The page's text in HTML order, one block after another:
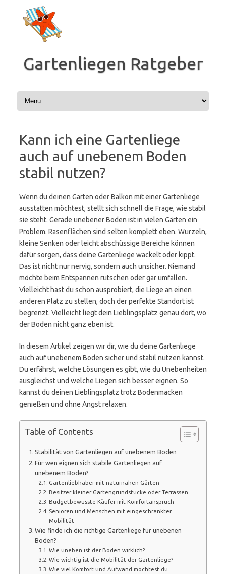
Inhalt
springen
Gartenliegen Ratgeber
Kann ich eine Gartenliege
auch auf unebenem Boden
stabil nutzen?
Wenn du deinen Garten oder Balkon mit einer Gartenliege
ausstatten möchtest, stellt sich schnell die Frage, wie stabil
sie steht. Gerade unebener Boden ist in vielen Gärten ein
Problem. Rasenflächen sind selten komplett eben. Wurzeln,
kleine Senken oder leicht abschüssige Bereiche können
dafür sorgen, dass deine Gartenliege wackelt oder kippt.
Das ist nicht nur nervig, sondern auch unsicher. Niemand
möchte beim Entspannen rutschen oder gar umfallen.
Vielleicht hast du schon ausprobiert, die Liege an einen
anderen Platz zu stellen, doch der perfekte Standort ist
begrenzt. Vielleicht liegt dein Lieblingsplatz genau dort, wo
der Boden nicht ganz eben ist.
In diesem Artikel zeigen wir dir, wie du deine Gartenliege
auch auf unebenem Boden sicher und stabil nutzen kannst.
Du erfährst, welche Lösungen es gibt, wie du Unebenheiten
ausgleichst und welche Liegen sich besser eignen. So
kannst du deinen Lieblingsplatz trotz Bodenmacken
genießen und ohne Angst relaxen.
Table of Contents
Stabilität von Gartenliegen auf unebenem Boden
Für wen eignen sich stabile Gartenliegen auf
unebenem Boden?
Gartenliebhaber mit naturnahen Gärten
Besitzer kleiner Gartengrundstücke oder Terrassen
Budgetbewusste Käufer mit Komfortanspruch
Senioren und Menschen mit eingeschränkter
Mobilität
Wie finde ich die richtige Gartenliege für unebenen
Boden?
Wie uneben ist der Boden wirklich?
Wie wichtig ist die Mobilität der Gartenliege?
Wie viel Komfort und Aufwand möchtest du